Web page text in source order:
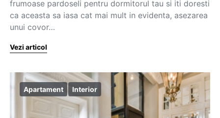
frumoase pardoseli pentru dormitorul tau si iti doresti
ca aceasta sa iasa cat mai mult in evidenta, asezarea
unui covor…
Vezi articol
Apartament Interior